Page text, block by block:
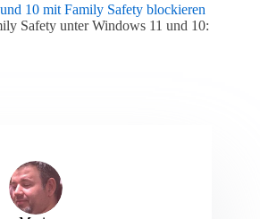
10 mit Family Safety blockieren
Safety unter Windows 11 und 10: